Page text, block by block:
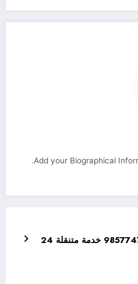
Add your Biographical
بطارية سيارة اليابانية 98577474 خدمة متنقلة 24